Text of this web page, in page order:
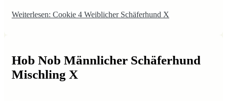
Weiterlesen: Cookie 4 Weiblicher Schäferhund X
Hob Nob Männlicher Schäferhund
Mischling X